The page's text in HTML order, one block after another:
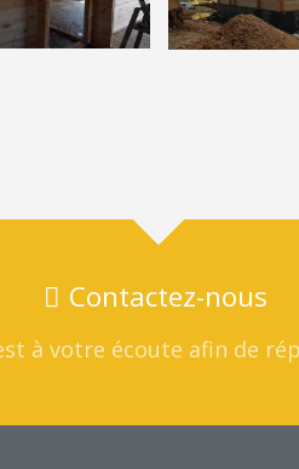
Contactez-nous
à votre écoute afin de